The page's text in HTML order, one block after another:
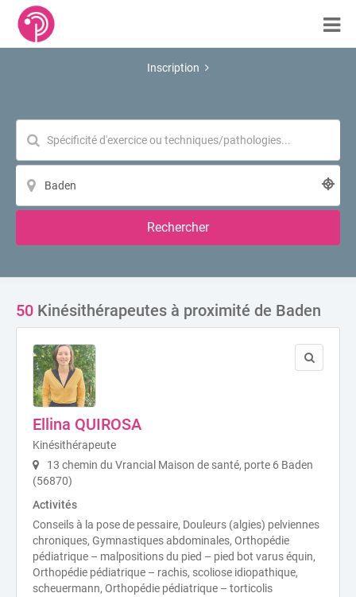
Inscription
Rechercher
50 Kinésithérapeutes à proximité de Baden
Ellina QUIROSA
Kinésithérapeute
13 chemin du Vrancial Maison de santé, porte 6 Baden
(56870)
Activités
Conseils à la pose de pessaire, Douleurs (algies) pelviennes
chroniques, Gymnastiques abdominales, Orthopédie
pédiatrique – malpositions du pied – pied bot varus équin,
Orthopédie pédiatrique – rachis, scoliose idiopathique,
scheuermann, Orthopédie pédiatrique – torticolis